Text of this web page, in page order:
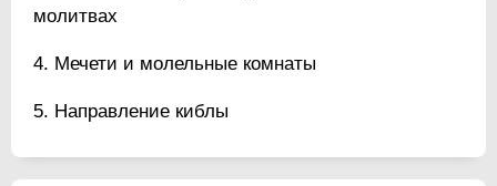
молитвах
Мечети и молельные комнаты
Направление киблы